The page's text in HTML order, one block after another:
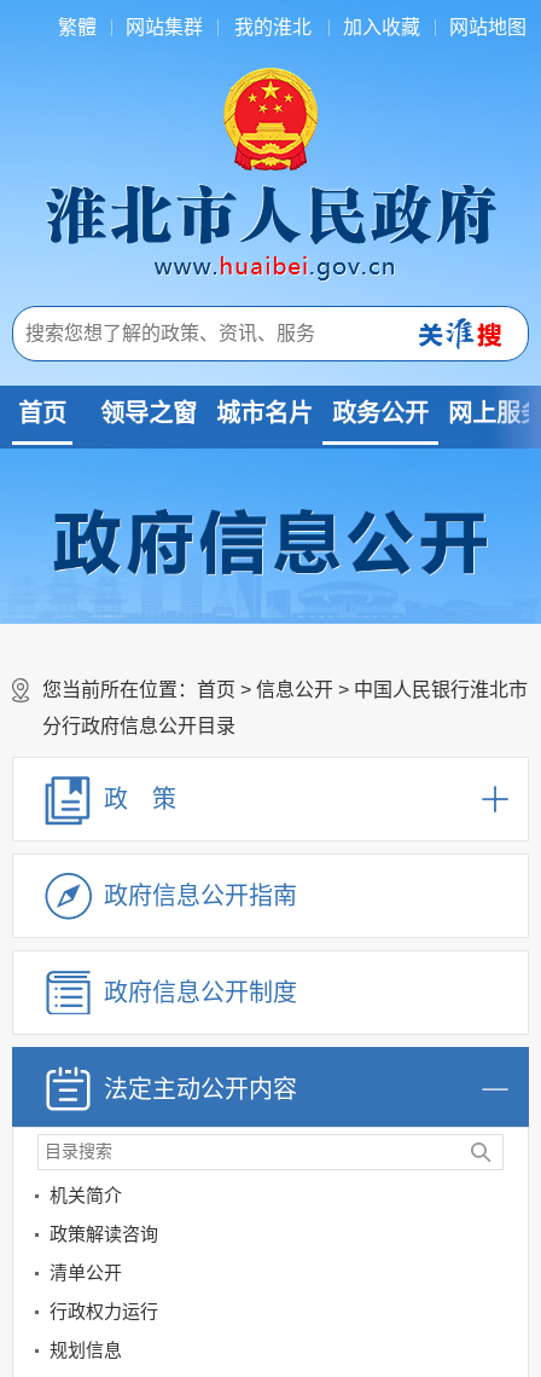
繁體 网站集群 我的淮北 加入收藏 网站地图
首页 领导之窗 城市名片 政务公开 网上服
您当前所在位置： 首页 > 信息公开 > 中国人民银行淮北市
分行政府信息公开目录
政 策
政府信息公开指南
政府信息公开制度
法定主动公开内容
机关简介
政策解读咨询
清单公开
行政权力运行
规划信息